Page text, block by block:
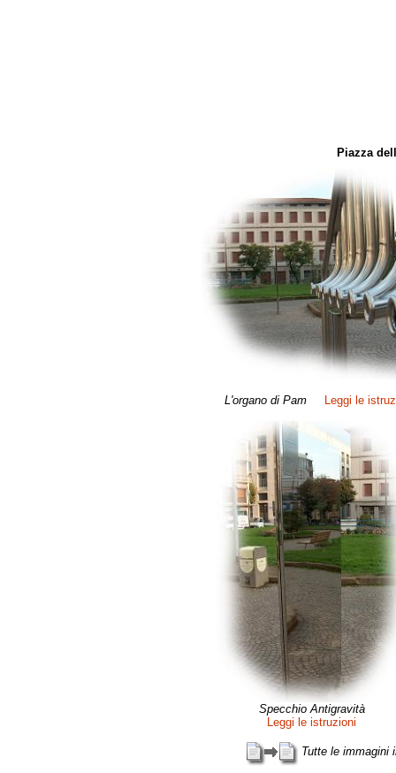
Piazza
L'organo di Pam Leggi le
Specchio Antigravità
Leggi le istruzioni
Tutte le immagini